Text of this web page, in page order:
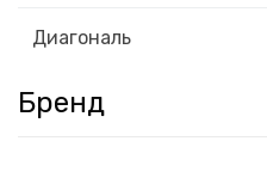
Диагональ
Бренд